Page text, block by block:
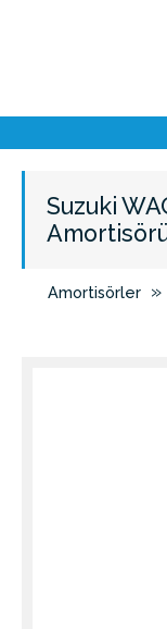
Suzuki
Amortisörler »